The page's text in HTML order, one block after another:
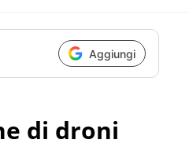
Aggiungi
di droni